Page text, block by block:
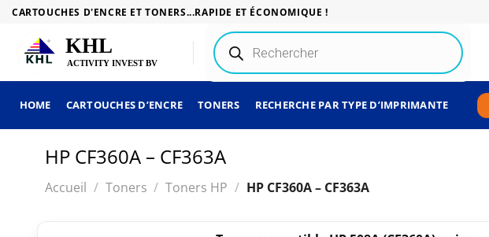
Passer
contenu
CARTOUCHES D'ENCRE ET TONERS...RAPIDE ET ÉCONOMIQUE !
Recherche
de
produits
HOME CARTOUCHES D’ENCRE TONERS RECHERCHE PAR TYPE D’IMPRIMANTE
HP CF360A – CF363A
Accueil / Toners / Toners HP / HP CF360A – CF363A